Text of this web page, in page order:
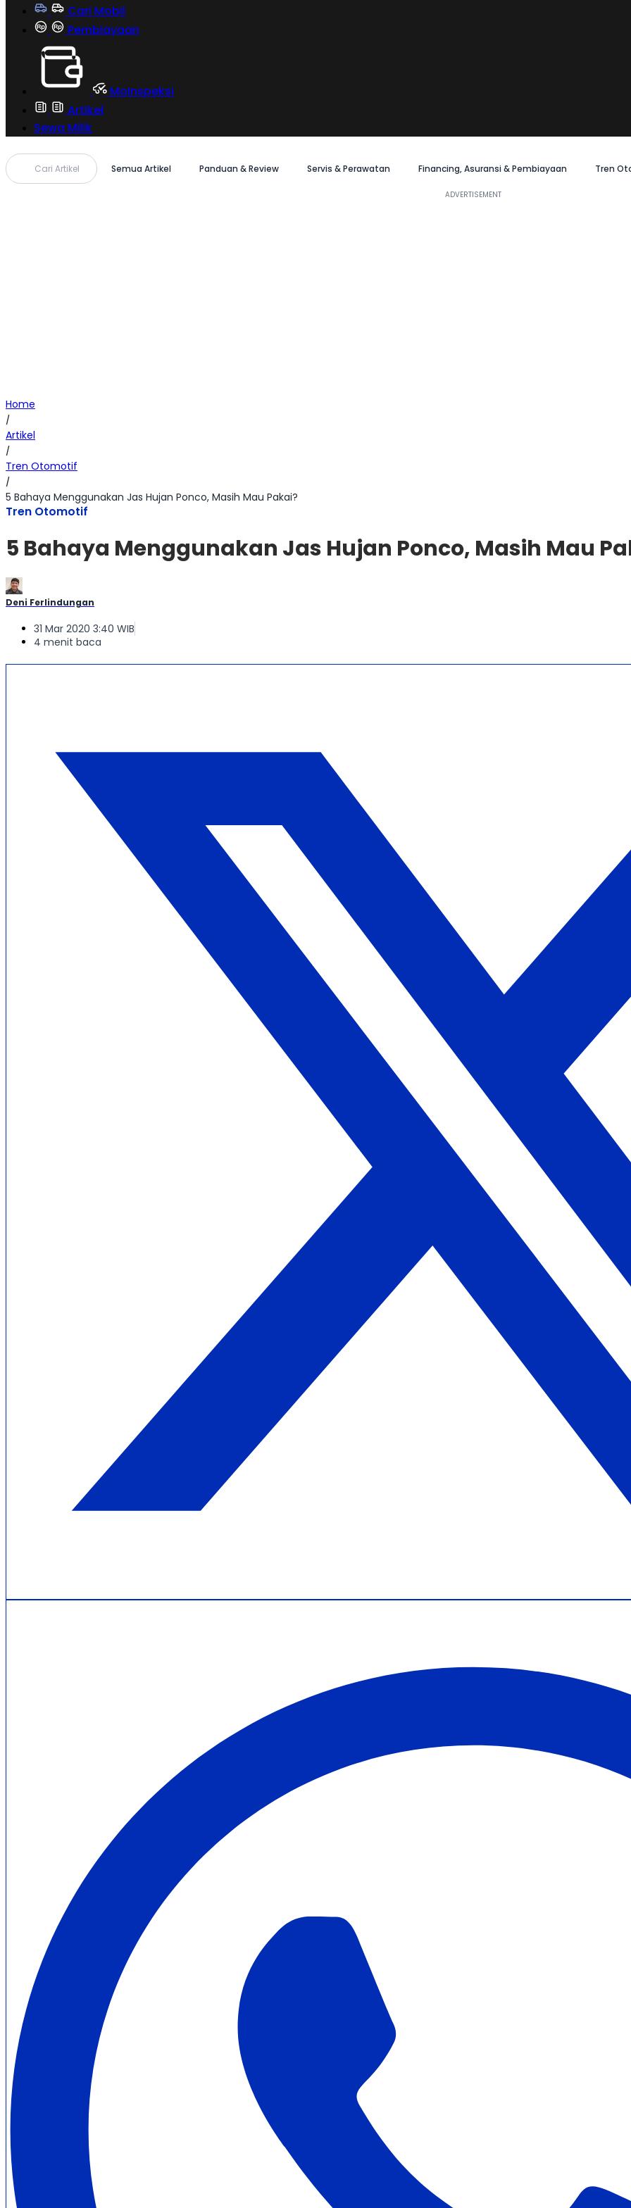
Cari Mobil
Pembiayaan
MoInspeksi
Artikel
Sewa Milik
Cari Artikel Semua Artikel Panduan & Review Servis & Perawatan Financing, Asuransi & Pembiayaan Tren
Home
/
Artikel
/
Tren Otomotif
/
5 Bahaya Menggunakan Jas Hujan Ponco, Masih Mau Pakai?
Tren Otomotif
5 Bahaya Menggunakan Jas Hujan Ponco, Masih Mau
Deni Ferlindungan
31 Mar 2020 3:40 WIB
4 menit baca